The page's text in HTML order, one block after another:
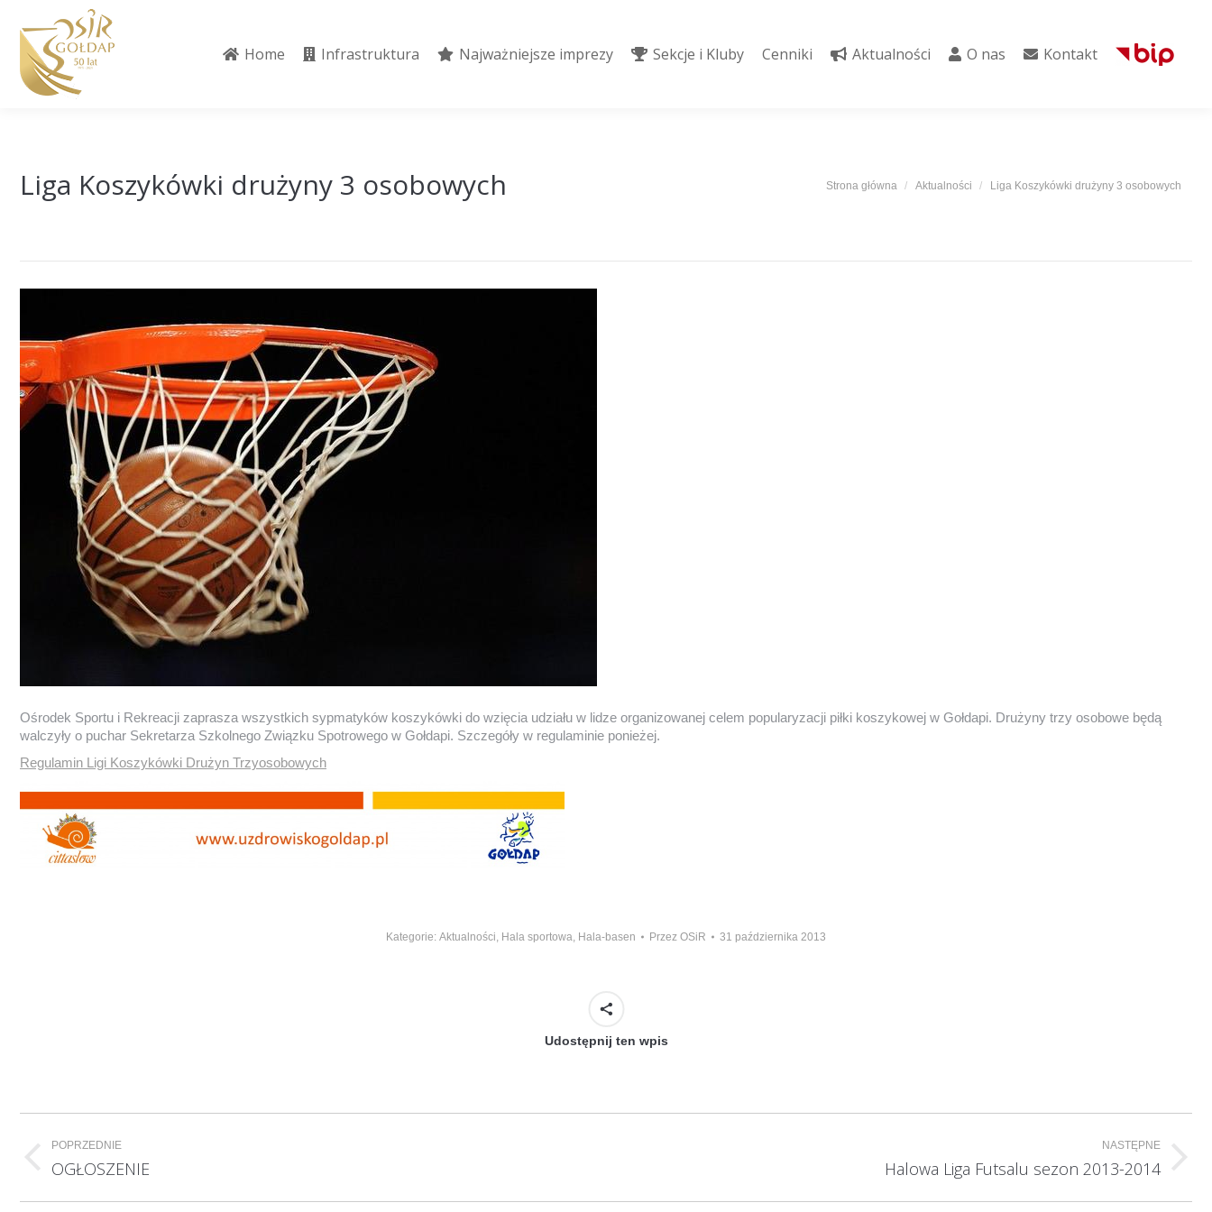
Home Infrastruktura Najważniejsze imprezy Sekcje i Kluby Cenniki Aktualności O nas Kontakt
Liga Koszykówki drużyny 3 osobowych Jesteś tutaj:
Strona główna Aktualności Liga Koszykówki drużyny 3 osobowych
Ośrodek Sportu i Rekreacji zaprasza wszystkich sypmatyków koszykówki do wzięcia udziału w lidze organizowanej celem popularyzacji piłki koszykowej w Gołdapi. Drużyny trzy osobowe będą
walczyły o puchar Sekretarza Szkolnego Związku Spotrowego w Gołdapi. Szczegóły w regulaminie ponieżej.
Regulamin Ligi Koszykówki Drużyn Trzyosobowych
Kategorie: Aktualności, Hala sportowa, Hala-basen Przez OSiR 31 października 2013
Udostępnij ten wpis
Nawigacja
wpisów
POPRZEDNIE
Poprzedni
OGŁOSZENIE
NASTĘPNE
Halowa Liga Futsalu sezon 2013-2014
Home Infrastruktura Najważniejsze imprezy Sekcje i Kluby Cenniki Aktualności O nas Kontakt